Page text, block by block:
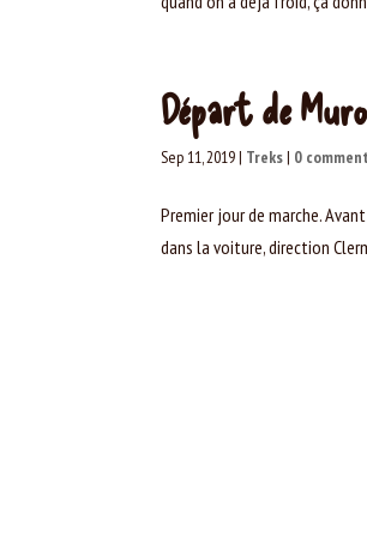
Départ de
Sep 11, 2019| Treks| 0
Premier jour de marche.
dans la voiture, direction